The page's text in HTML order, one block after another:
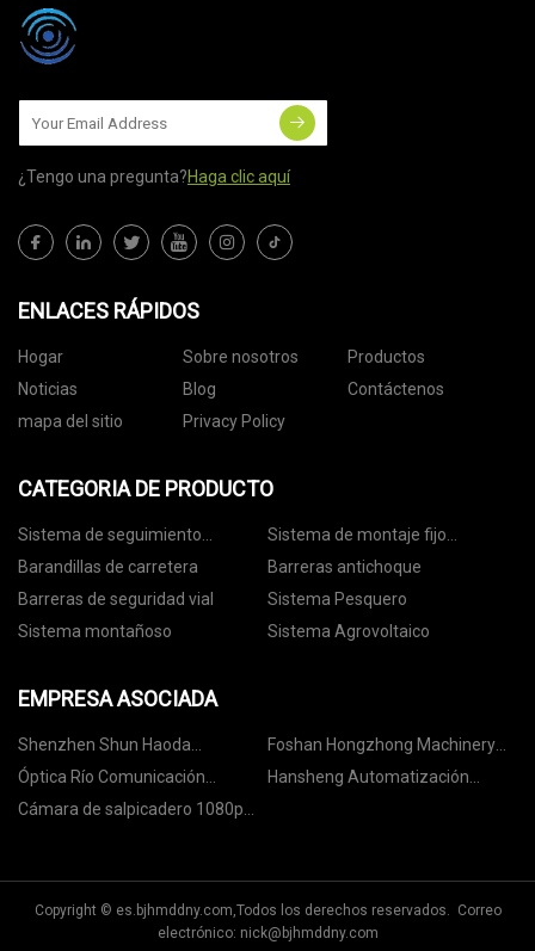
¿Tengo una pregunta?Haga clic aquí
ENLACES RÁPIDOS
Hogar Sobre nosotros
Productos
Noticias
Blog
Contáctenos
mapa del sitio
Privacy Policy
CATEGORIA DE PRODUCTO
Sistema de seguimiento
fotovoltaico
Sistema de montaje fijo
fotovoltaico
Barandillas de carretera
Barreras antichoque
Barreras de seguridad vial
Sistema Pesquero
Sistema montañoso
Sistema Agrovoltaico
EMPRESA ASOCIADA
Shenzhen Shun Haoda
Tecnología compañía, Limitado
Foshan Hongzhong Machinery
Co., Ltd.
Óptica Río Comunicación
Limitado.
Hansheng Automatización
Cámara de salpicadero 1080p
Copyright © es.bjhmddny.com,Todos los derechos reservados. Correo
electrónico: nick@bjhmddny.com